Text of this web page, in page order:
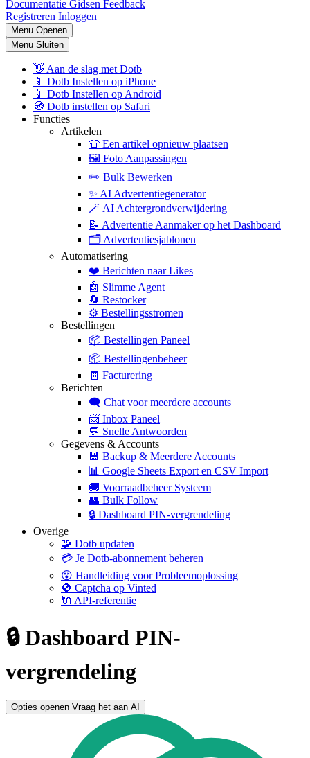
Documentatie Gidsen Feedback
Registreren Inloggen
Menu Openen
Menu Sluiten
👋 Aan de slag met Dotb
📱 Dotb Instellen op iPhone
📱 Dotb Instellen op Android
🧭 Dotb instellen op Safari
Functies
Artikelen
👕 Een artikel opnieuw plaatsen
🖼️ Foto Aanpassingen
✏️ Bulk Bewerken
✨ AI Advertentiegenerator
🪄 AI Achtergrondverwijdering
📝 Advertentie Aanmaker op het Dashboard
🗂️ Advertentiesjablonen
Automatisering
❤️ Berichten naar Likes
🤖 Slimme Agent
🔄 Restocker
⚙️ Bestellingsstromen
Bestellingen
📦 Bestellingen Paneel
📦 Bestellingenbeheer
🧾 Facturering
Berichten
🗨️ Chat voor meerdere accounts
📨 Inbox Paneel
💬 Snelle Antwoorden
Gegevens & Accounts
💾 Backup & Meerdere Accounts
📊 Google Sheets Export en CSV Import
🚚 Voorraadbeheer Systeem
👥 Bulk Follow
🔒 Dashboard PIN-vergrendeling
Overige
🧩 Dotb updaten
💳 Je Dotb-abonnement beheren
😵 Handleiding voor Probleemoplossing
🚫 Captcha op Vinted
🔌 API-referentie
🔒 Dashboard PIN-
vergrendeling
Opties openen Vraag het aan AI